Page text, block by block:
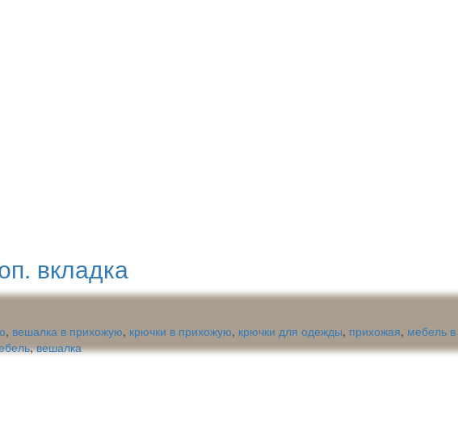
вкладка
, вешалка в прихожую, крючки в прихожую, крючки для одежды, прихожая, мебель
,вешалка